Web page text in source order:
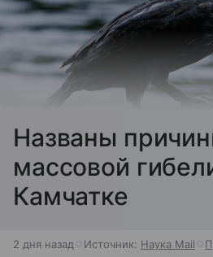
Названы
массовой
Камчатке
2 дня назад Источник: Наука Mail